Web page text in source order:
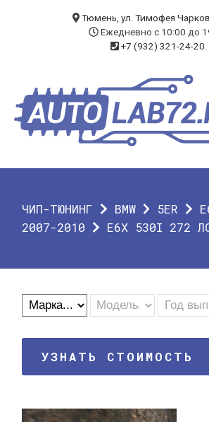
ЧИП-ТЮНИНГ
ДИАГНОСТИКА
О КОМПАНИИ
ГАРАНТИЯ
Тюмень, ул. Тимофея
Ежедневно с 10:00 до
+7 (932) 321-24-20
ЧИП-ТЮНИНГ BMW 5ER
2007-2010
E6X 530I 272
УЗНАТЬ СТОИМОСТЬ